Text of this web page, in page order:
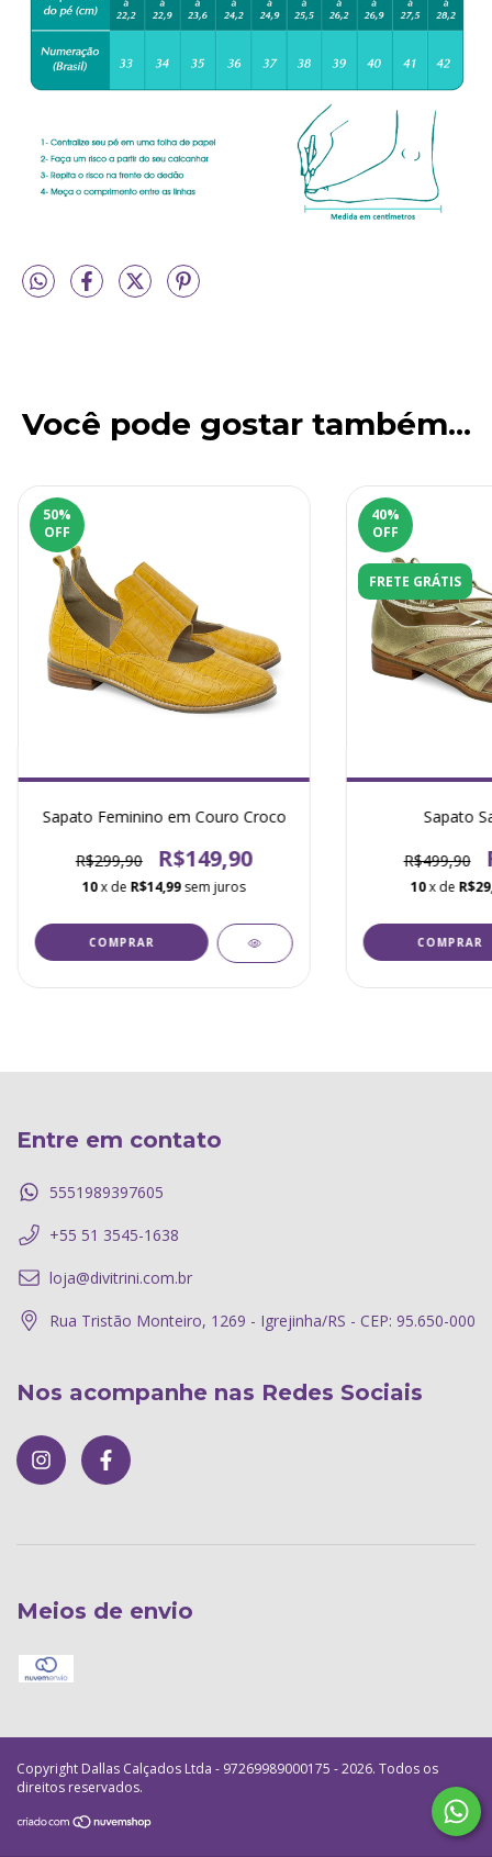
Você pode gostar também...
50%
OFF
Sapato Feminino em Couro Croco
R$299,90 R$149,90
10x de R$14,99sem juros
COMPRAR
40%
OFF
FRETE GRÁTIS
Sapato
R$499,90
10x de
COMPRAR
Entre em contato
5551989397605
+55 51 3545-1638
loja@divitrini.com.br
Rua Tristão Monteiro, 1269 - Igrejinha/RS - CEP: 95.650-000
Nos acompanhe nas Redes Sociais
Meios de envio
Copyright Dallas Calçados Ltda - 97269989000175 - 2026. Todos os
direitos reservados.